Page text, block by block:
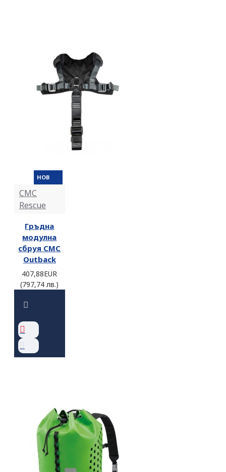
НОВ
CMC
Rescue
Гръдна
модулна
сбруя CMC
Outback
407,88EUR
(797,74 лв.)